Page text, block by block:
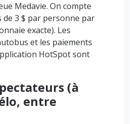
Medavie. On compte
de 3 $ par personne par
exacte). Les
et les paiements
HotSpot sont
(à
entre